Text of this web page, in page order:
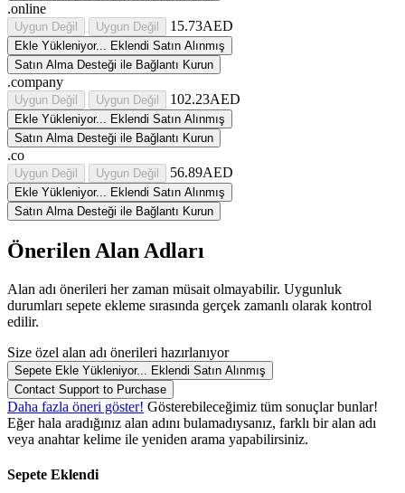
.online
Uygun Değil Uygun Değil 15.73AED
Ekle Yükleniyor... Eklendi Satın Alınmış
Satın Alma Desteği ile Bağlantı Kurun
.company
Uygun Değil Uygun Değil 102.23AED
Ekle Yükleniyor... Eklendi Satın Alınmış
Satın Alma Desteği ile Bağlantı Kurun
.co
Uygun Değil Uygun Değil 56.89AED
Ekle Yükleniyor... Eklendi Satın Alınmış
Satın Alma Desteği ile Bağlantı Kurun
Önerilen Alan Adları
Alan adı önerileri her zaman müsait olmayabilir. Uygunluk
durumları sepete ekleme sırasında gerçek zamanlı olarak kontrol
edilir.
Size özel alan adı önerileri hazırlanıyor
Sepete Ekle Yükleniyor... Eklendi Satın Alınmış
Contact Support to Purchase
Daha fazla öneri göster! Gösterebileceğimiz tüm sonuçlar bunlar!
Eğer hala aradığınız alan adını bulamadıysanız, farklı bir alan adı
veya anahtar kelime ile yeniden arama yapabilirsiniz.
Sepete Eklendi